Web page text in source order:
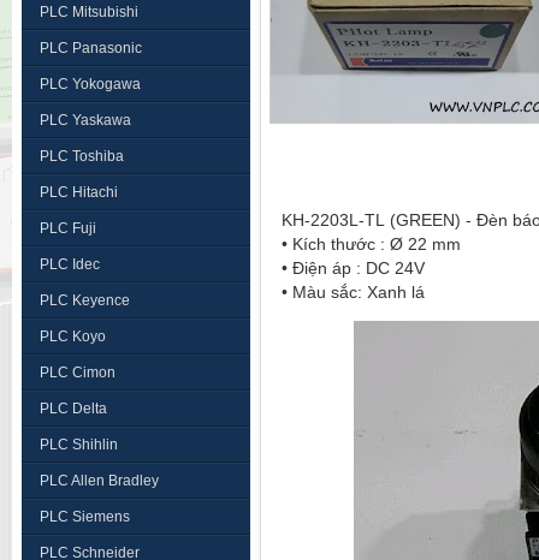
PLC Mitsubishi
PLC Panasonic
PLC Yokogawa
PLC Yaskawa
PLC Toshiba
PLC Hitachi
PLC Fuji
PLC Idec
PLC Keyence
PLC Koyo
PLC Cimon
PLC Delta
PLC Shihlin
PLC Allen Bradley
PLC Siemens
PLC Schneider
• Kích thước : Ø 22 mm
• Điện áp : DC 24V
• Màu sắc: Xanh lá